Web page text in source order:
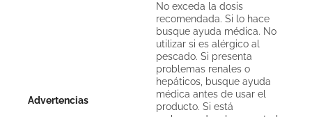
Advertencias
No exceda la dosis
recomendada. Si lo hace
busque ayuda médica. No
utilizar si es alérgico al
pescado. Si presenta
problemas renales o
hepáticos, busque ayuda
médica antes de usar el
producto. Si está